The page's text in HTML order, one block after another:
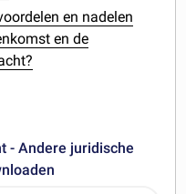
en nadelen
en de
- Andere juridische